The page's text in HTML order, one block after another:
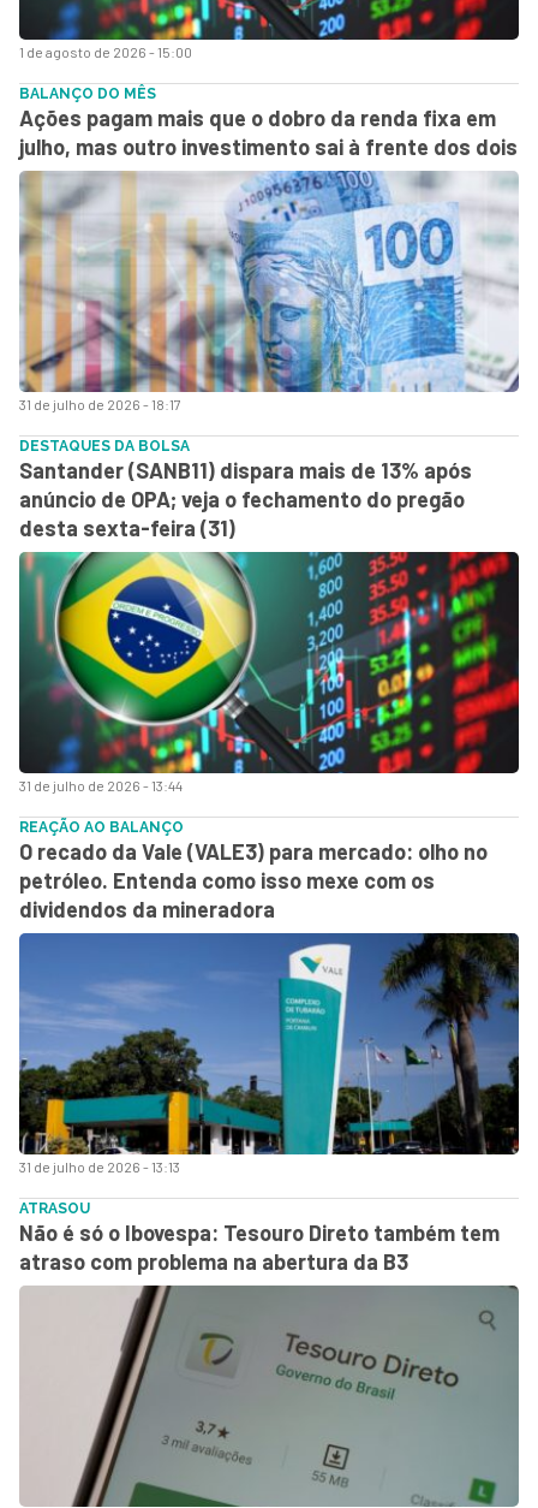
1 de agosto de 2026 - 15:00
31 de julho de 2026 - 18:17
BALANÇO DO MÊS
Ações pagam mais que o dobro da renda fixa em
julho, mas outro investimento sai à frente dos dois
31 de julho de 2026 - 13:44
DESTAQUES DA BOLSA
Santander (SANB11) dispara mais de 13% após
anúncio de OPA; veja o fechamento do pregão
desta sexta-feira (31)
31 de julho de 2026 - 13:13
REAÇÃO AO BALANÇO
O recado da Vale (VALE3) para mercado: olho no
petróleo. Entenda como isso mexe com os
dividendos da mineradora
ATRASOU
Não é só o Ibovespa: Tesouro Direto também tem
atraso com problema na abertura da B3